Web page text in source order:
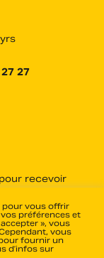
27
recevoir
OK
pour vous offrir
préférences et
», vous
vous
fournir un
d’infos sur